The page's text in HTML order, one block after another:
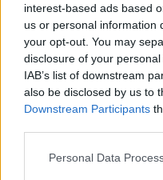
interest-based ads based
us or personal information
your opt-out. You may
disclosure of your
IAB’s list of downstream
also be disclosed by us to
Downstream Participants
Personal Data